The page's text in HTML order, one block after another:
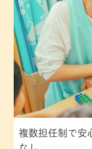
複数担任制で